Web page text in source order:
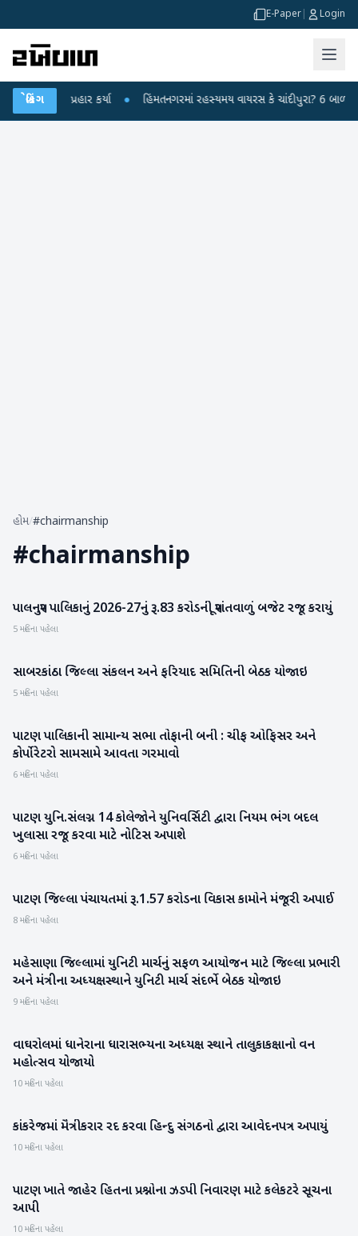
E-Paper Login
બ્રેકિંગ
પર પ્રહાર કર્યા ● હિંમતનગરમાં રહસ્યમય વાયરસ કે ચાંદીપુરા? 6 બાળકોના
હોમ/#chairmanship
#chairmanship
બનાસકાંઠા
પાલનપુર પાલિકાનું 2026-27નું રૂ.83 કરોડની પૂરાંતવાળું બજેટ રજૂ કરાયું
5 મહિના પહેલા
સાબરકાંઠા
સાબરકાંઠા જિલ્લા સંકલન અને ફરિયાદ સમિતિની બેઠક યોજાઇ
5 મહિના પહેલા
પાટણ
પાટણ પાલિકાની સામાન્ય સભા તોફાની બની : ચીફ ઓફિસર અને
કોર્પોરેટરો સામસામે આવતા ગરમાવો
6 મહિના પહેલા
પાટણ
પાટણ યુનિ.સંલગ્ન 14 કોલેજોને યુનિવર્સિટી દ્વારા નિયમ ભંગ બદલ
ખુલાસા રજૂ કરવા માટે નોટિસ અપાશે
6 મહિના પહેલા
પાટણ
પાટણ જિલ્લા પંચાયતમાં રૂ.1.57 કરોડના વિકાસ કામોને મંજૂરી અપાઈ
8 મહિના પહેલા
મહેસાણા
મહેસાણા જિલ્લામાં યુનિટી માર્ચનું સફળ આયોજન માટે જિલ્લા પ્રભારી
અને મંત્રીના અધ્યક્ષસ્થાને યુનિટી માર્ચ સંદર્ભે બેઠક યોજાઇ
9 મહિના પહેલા
બનાસકાંઠા
વાઘરોલમાં ધાનેરાના ધારાસભ્યના અધ્યક્ષ સ્થાને તાલુકાકક્ષાનો વન
મહોત્સવ યોજાયો
10 મહિના પહેલા
બનાસકાંઠા
કાંકરેજમાં મૈત્રીકરાર રદ કરવા હિન્દુ સંગઠનો દ્વારા આવેદનપત્ર અપાયું
10 મહિના પહેલા
પાટણ
પાટણ ખાતે જાહેર હિતના પ્રશ્નોના ઝડપી નિવારણ માટે કલેકટરે સૂચના
આપી
10 મહિના પહેલા